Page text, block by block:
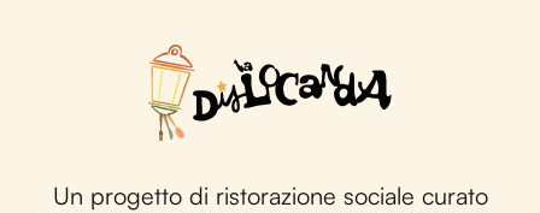
Un progetto di ristorazione sociale curato